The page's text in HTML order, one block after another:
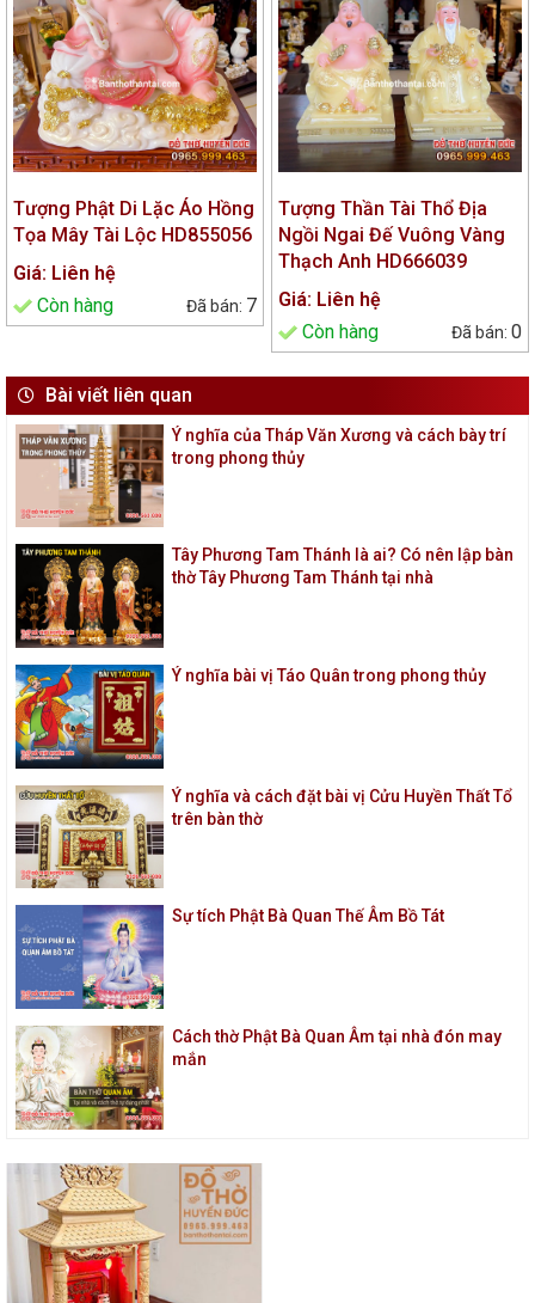
Tượng Phật Di Lặc Áo Hồng
Tọa Mây Tài Lộc HD855056
Giá: Liên hệ
Còn hàng
7
Tượng Thần Tài Thổ Địa
Ngồi Ngai Đế Vuông Vàng
Thạch Anh HD666039
Giá: Liên hệ
Còn hàng
0
Bài viết liên quan
Ý nghĩa của Tháp Văn Xương và cách bày trí
trong phong thủy
Tây Phương Tam Thánh là ai? Có nên lập bàn
thờ Tây Phương Tam Thánh tại nhà
Ý nghĩa bài vị Táo Quân trong phong thủy
Ý nghĩa và cách đặt bài vị Cửu Huyền Thất Tổ
trên bàn thờ
Sự tích Phật Bà Quan Thế Âm Bồ Tát
Cách thờ Phật Bà Quan Âm tại nhà đón may
mắn